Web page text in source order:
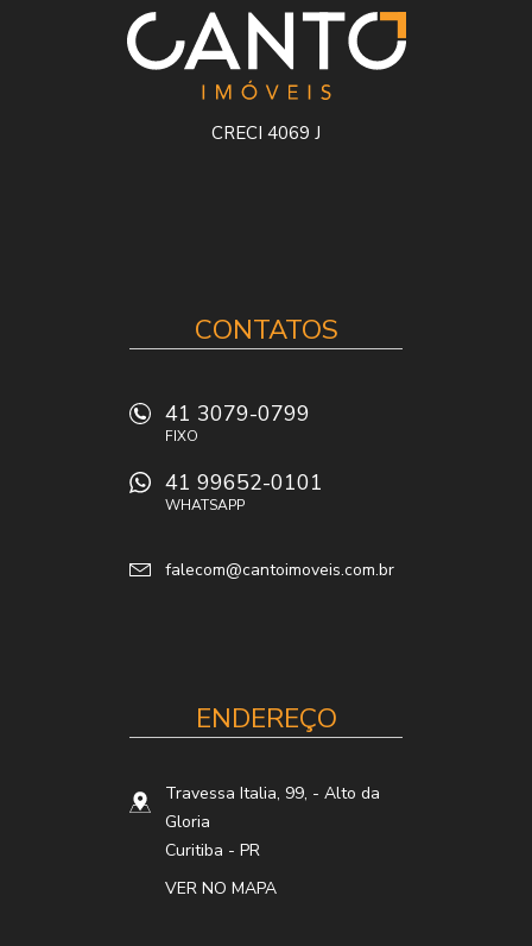
CRECI 4069 J
CONTATOS
41 3079-0799
FIXO
41 99652-0101
WHATSAPP
falecom@cantoimoveis.com.br
ENDEREÇO
Travessa Italia, 99, - Alto da
Gloria
Curitiba - PR
VER NO MAPA